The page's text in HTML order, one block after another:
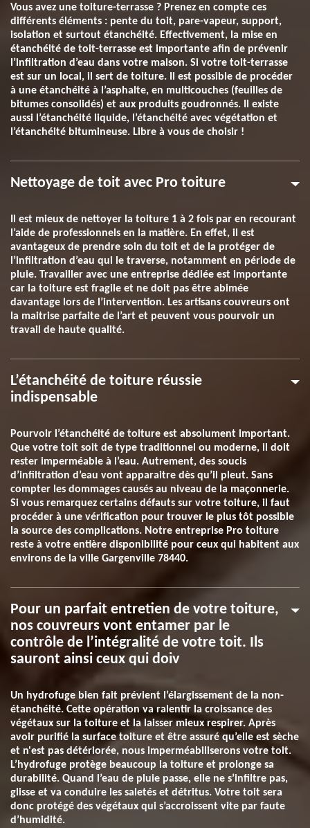
Vous avez une toiture-terrasse ? Prenez en compte ces
différents éléments : pente du toit, pare-vapeur, support,
isolation et surtout étanchéité. Effectivement, la mise en
étanchéité de toit-terrasse est importante afin de prévenir
l’infiltration d’eau dans votre maison. Si votre toit-terrasse
est sur un local, il sert de toiture. Il est possible de procéder
à une étanchéité à l’asphalte, en multicouches (feuilles de
bitumes consolidés) et aux produits goudronnés. Il existe
aussi l’étanchéité liquide, l’étanchéité avec végétation et
l’étanchéité bitumineuse. Libre à vous de choisir !
Nettoyage de toit avec Pro toiture
Il est mieux de nettoyer la toiture 1 à 2 fois par en recourant
l’aide de professionnels en la matière. En effet, il est
avantageux de prendre soin du toit et de la protéger de
l’infiltration d’eau qui le traverse, notamment en période de
pluie. Travailler avec une entreprise dédiée est importante
car la toiture est fragile et ne doit pas être abimée
davantage lors de l’intervention. Les artisans couvreurs ont
la maitrise parfaite de l’art et peuvent vous pourvoir un
travail de haute qualité.
L’étanchéité de toiture réussie
indispensable
Pourvoir l’étanchéité de toiture est absolument important.
Que votre toit soit de type traditionnel ou moderne, il doit
rester imperméable à l’eau. Autrement, des soucis
d’infiltration d’eau vont apparaitre dès qu’il pleut. Sans
compter les dommages causés au niveau de la maçonnerie.
Si vous remarquez certains défauts sur votre toiture, il faut
procéder à une vérification pour trouver le plus tôt possible
la source des complications. Notre entreprise Pro toiture
reste à votre entière disponibilité pour ceux qui habitent aux
environs de la ville Gargenville 78440.
Pour un parfait entretien de votre toiture,
nos couvreurs vont entamer par le
contrôle de l’intégralité de votre toit. Ils
sauront ainsi ceux qui doiv
Un hydrofuge bien fait prévient l’élargissement de la non-
étanchéité. Cette opération va ralentir la croissance des
végétaux sur la toiture et la laisser mieux respirer. Après
avoir purifié la surface toiture et être assuré qu’elle est sèche
et n'est pas détériorée, nous imperméabiliserons votre toit.
L’hydrofuge protège beaucoup la toiture et prolonge sa
durabilité. Quand l’eau de pluie passe, elle ne s’infiltre pas,
glisse et va conduire les saletés et détritus. Votre toit sera
donc protégé des végétaux qui s’accroissent vite par faute
d’humidité.